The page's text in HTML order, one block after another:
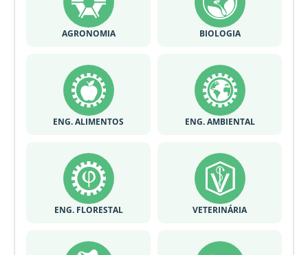
AGRONOMIA BIOLOGIA
ENG. ALIMENTOS ENG. AMBIENTAL
ENG. FLORESTAL VETERINÁRIA